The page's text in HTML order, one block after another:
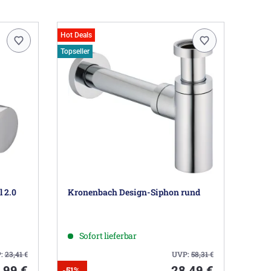
2.0
23,41€
Hot Deals
Topseller
Kronenbach Design-Siphon rund
Sofort lieferbar
UVP:58,31€